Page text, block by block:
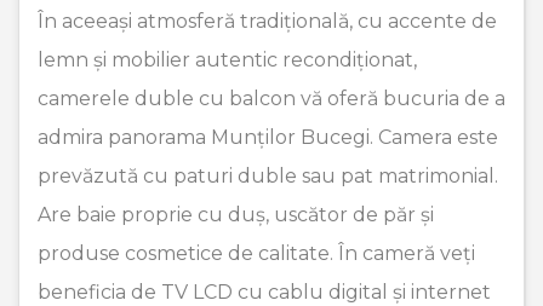
În aceeași atmosferă tradițională, cu accente de
lemn și mobilier autentic recondiționat,
camerele duble cu balcon vă oferă bucuria de a
admira panorama Munților Bucegi. Camera este
prevăzută cu paturi duble sau pat matrimonial.
Are baie proprie cu duș, uscător de păr și
produse cosmetice de calitate. În cameră veți
beneficia de TV LCD cu cablu digital și internet